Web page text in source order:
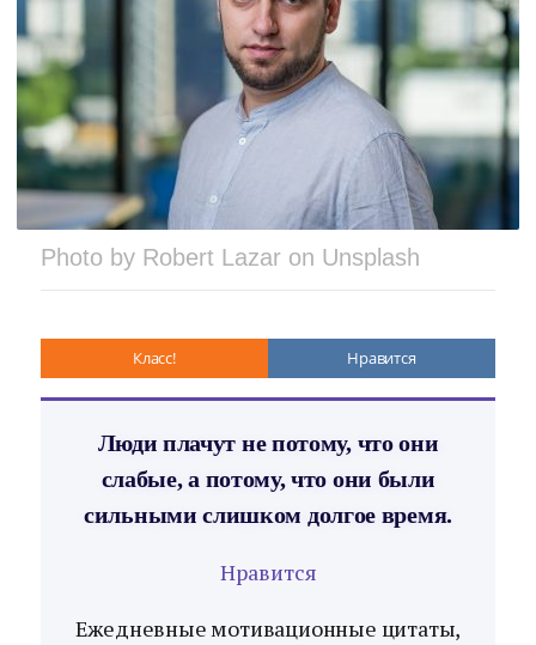
Photo by Robert Lazar on Unsplash
Класс! Нравится
Люди плачут не потому, что они
слабые, а потому, что они были
сильными слишком долгое время.
Нравится
Ежедневные мотивационные цитаты,